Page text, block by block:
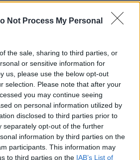
Not Process My Personal
the sale, sharing to third parties, or
or sensitive information for
us, please use the below opt-out
selection. Please note that after your
you may continue seeing
on personal information utilized by
disclosed to third parties prior to
separately opt-out of the further
information by third parties on the
participants. This information may
to third parties on the IAB’s List of
περιέγραψε ότι όταν έφτασε
βρισκόταν ήδη σε εξέλιξη
του τηλέφωνο δεν είχε σήμα,
οδηγό μοτοσικλέτας